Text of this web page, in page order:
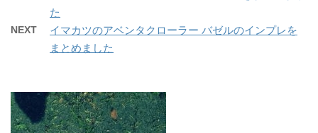
た
NEXT
イマカツのアベンタクローラー バゼルのインプレを
まとめました